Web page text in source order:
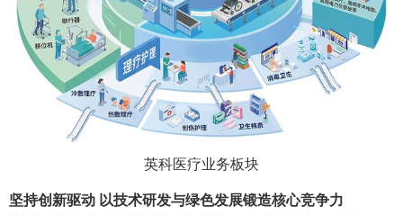
英科医疗业务板块
坚持创新驱动 以技术研发与绿色发展锻造核心竞争力